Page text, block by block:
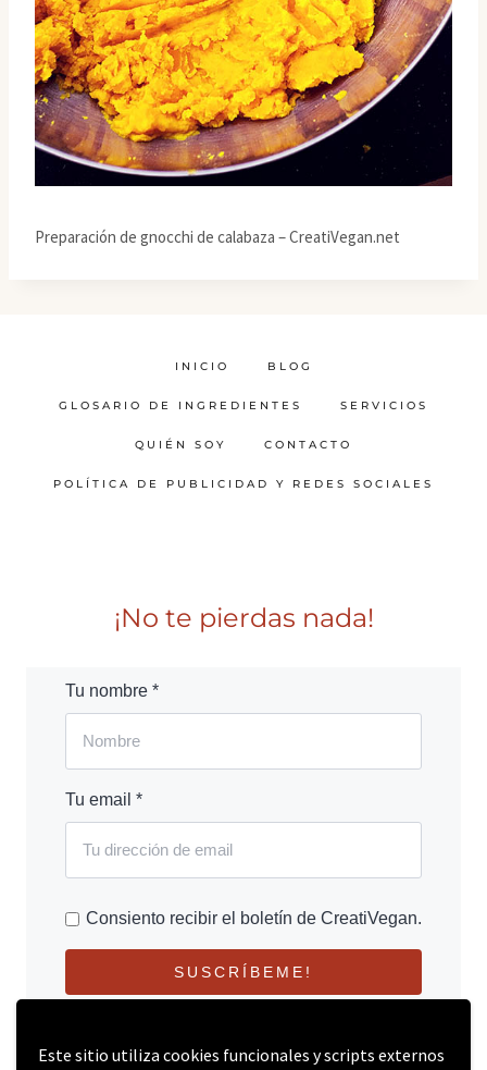
Este sitio utiliza cookies funcionales y scripts externos
Preparación de gnocchi de calabaza – CreatiVegan.net
INICIO BLOG
GLOSARIO DE INGREDIENTES SERVICIOS
QUIÉN SOY CONTACTO
POLÍTICA DE PUBLICIDAD Y REDES SOCIALES
¡No te pierdas nada!
Tu nombre *
Tu email *
Consiento recibir el boletín de CreatiVegan.
SUSCRÍBEME!